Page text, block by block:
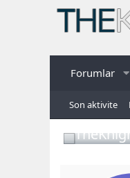
Forumlar
Son aktivite